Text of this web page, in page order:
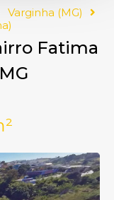
Varginha (MG)
Fatima